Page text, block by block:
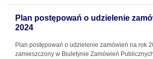
Plan postępowań o udzielenie
2024
Plan postępowań o udzielenie zamówień na rok
zamieszczony w Biuletynie Zamówień